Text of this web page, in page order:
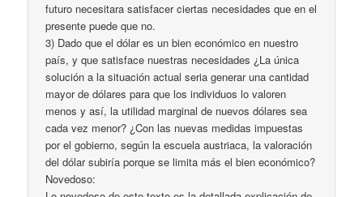
futuro necesitara satisfacer ciertas necesidades que en el
presente puede que no.
3) Dado que el dólar es un bien económico en nuestro
país, y que satisface nuestras necesidades ¿La única
solución a la situación actual seria generar una cantidad
mayor de dólares para que los individuos lo valoren
menos y así, la utilidad marginal de nuevos dólares sea
cada vez menor? ¿Con las nuevas medidas impuestas
por el gobierno, según la escuela austriaca, la valoración
del dólar subiría porque se limita más el bien económico?
Novedoso: